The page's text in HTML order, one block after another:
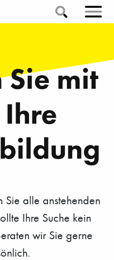
Sie mit
Ihre
alle anstehenden
Ihre Suche kein
wir Sie gerne